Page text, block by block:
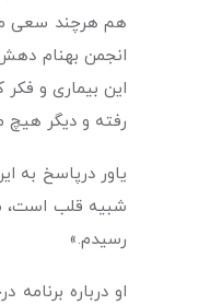
هم هرچند سعی
انجمن بهنام
رفته و دیگر هیچ
یاور درپاسخ به
شبیه قلب است،
رسیدم.»
او درباره